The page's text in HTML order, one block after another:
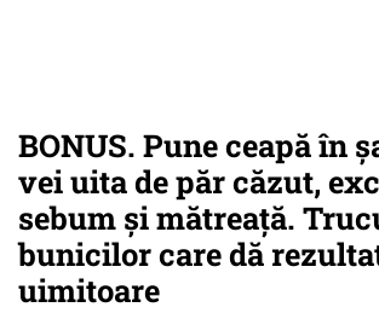
BONUS. Pune ceapă în
vei uita de păr căzut,
sebum și mătreață.
bunicilor care dă
uimitoare